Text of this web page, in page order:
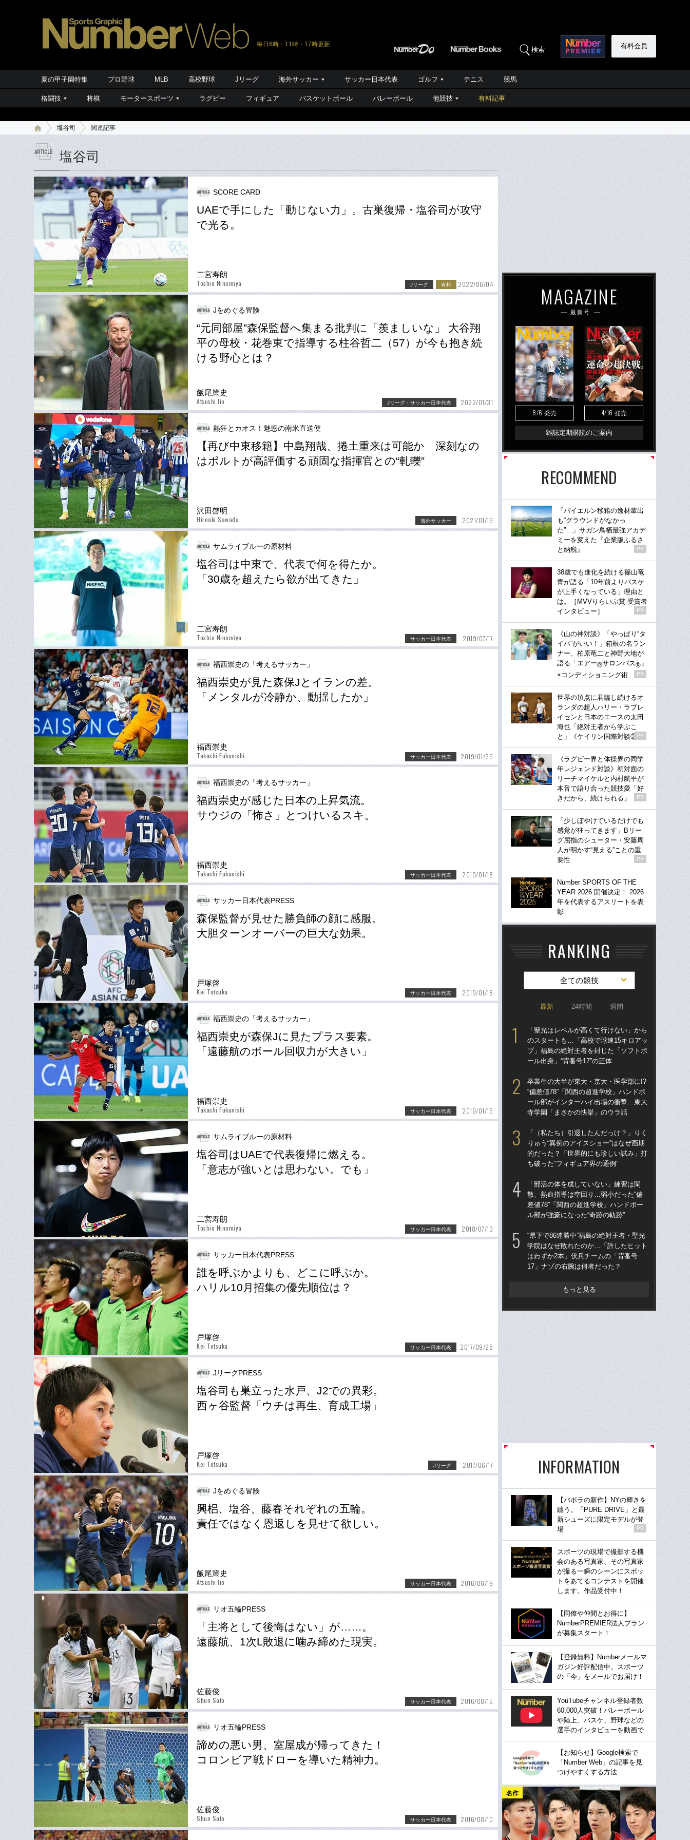
毎日6時・11時・17時更新
検索 有料会員
夏の甲子園特集 プロ野球 MLB 高校野球 Jリーグ 海外サッカー サッカー日本代表 ゴルフ テニス 競馬
格闘技 将棋 モータースポーツ ラグビー フィギュア バスケットボール バレーボール 他競技 有料記事
塩谷司 関連記事
塩谷司
SCORE CARD
UAEで手にした「動じない力」。古巣復帰・塩谷司が攻守
で光る。
二宮寿朗
Toshio Ninomiya Jリーグ 有料 2022/06/04
Jをめぐる冒険
“元同部屋”森保監督へ集まる批判に「羨ましいな」 大谷翔
平の母校・花巻東で指導する柱谷哲二（57）が今も抱き続
ける野心とは？
飯尾篤史
Atsushi Iio Jリーグ・サッカー日本代表 2022/01/31
熱狂とカオス！魅惑の南米直送便
【再び中東移籍】中島翔哉、捲土重来は可能か 深刻なの
はポルトが高評価する頑固な指揮官との“軋轢”
沢田啓明
Hiroaki Sawada 海外サッカー 2021/01/19
サムライブルーの原材料
塩谷司は中東で、代表で何を得たか。
「30歳を超えたら欲が出てきた」
二宮寿朗
Toshio Ninomiya サッカー日本代表 2019/07/17
福西崇史の「考えるサッカー」
福西崇史が見た森保Jとイランの差。
「メンタルが冷静か、動揺したか」
福西崇史
Takashi Fukunishi サッカー日本代表 2019/01/29
福西崇史の「考えるサッカー」
福西崇史が感じた日本の上昇気流。
サウジの「怖さ」とつけいるスキ。
福西崇史
Takashi Fukunishi サッカー日本代表 2019/01/18
サッカー日本代表PRESS
森保監督が見せた勝負師の顔に感服。
大胆ターンオーバーの巨大な効果。
戸塚啓
Kei Totsuka サッカー日本代表 2019/01/18
福西崇史の「考えるサッカー」
福西崇史が森保Jに見たプラス要素。
「遠藤航のボール回収力が大きい」
福西崇史
Takashi Fukunishi サッカー日本代表 2019/01/15
サムライブルーの原材料
塩谷司はUAEで代表復帰に燃える。
「意志が強いとは思わない。でも」
二宮寿朗
Toshio Ninomiya サッカー日本代表 2018/07/13
サッカー日本代表PRESS
誰を呼ぶかよりも、どこに呼ぶか。
ハリル10月招集の優先順位は？
戸塚啓
Kei Totsuka サッカー日本代表 2017/09/28
JリーグPRESS
塩谷司も巣立った水戸、J2での異彩。
西ヶ谷監督「ウチは再生、育成工場」
戸塚啓
Kei Totsuka Jリーグ 2017/06/17
Jをめぐる冒険
興梠、塩谷、藤春それぞれの五輪。
責任ではなく恩返しを見せて欲しい。
飯尾篤史
Atsushi Iio サッカー日本代表 2016/08/19
リオ五輪PRESS
「主将として後悔はない」が……。
遠藤航、1次L敗退に噛み締めた現実。
佐藤俊
Shun Sato サッカー日本代表 2016/08/15
リオ五輪PRESS
諦めの悪い男、室屋成が帰ってきた！
コロンビア戦ドローを導いた精神力。
佐藤俊
Shun Sato サッカー日本代表 2016/08/10
MAGAZINE
最新号
8/6 発売 4/16 発売
雑誌定期購読のご案内
RECOMMEND
「バイエルン移籍の逸材輩出
も“グラウンドがなかっ
た”…」サガン鳥栖最強アカデ
ミーを変えた『企業版ふるさ
と納税』
PR
38歳でも進化を続ける篠山竜
青が語る「10年前よりバスケ
が上手くなっている」理由と
は。［MVVりらいぶ賞 受賞者
インタビュー］
PR
《山の神対談》「やっぱり“タ
イパ”がいい！」箱根の名ラン
ナー、柏原竜二と神野大地が
語る「エアー®サロンパス® 」
×コンディショニング術
PR
世界の頂点に君臨し続けるオ
ランダの超人ハリー・ラブレ
イセンと日本のエースの太田
海也「絶対王者から学ぶこ
と」《ケイリン国際対談②》
PR
《ラグビー界と体操界の同学
年レジェンド対談》初対面の
リーチマイケルと内村航平が
本音で語り合った競技愛「好
きだから、続けられる」
PR
「少しぼやけているだけでも
感覚が狂ってきます」Bリー
グ屈指のシューター・安藤周
人が明かす“見える”ことの重
要性
PR
Number SPORTS OF THE
YEAR 2026 開催決定！ 2026
年を代表するアスリートを表
彰
RANKING
全ての競技
最新 24時間 週間
「聖光はレベルが高くて行けない」から
のスタートも…「高校で球速15キロアッ
プ」福島の絶対王者を封じた「ソフトボ
ール出身」“背番号17”の正体
卒業生の大半が東大・京大・医学部に!?
“偏差値78”「関西の超進学校」ハンドボ
ール部がインターハイ出場の衝撃…東大
寺学園「まさかの快挙」のウラ話
「（私たち）引退したんだっけ？」りく
りゅう“異例のアイスショー”はなぜ画期
的だった？「世界的にも珍しい試み」打
ち破った“フィギュア界の通例”
「部活の体を成していない」練習は閑
散、熱血指導は空回り…弱小だった“偏
差値78”「関西の超進学校」ハンドボー
ル部が強豪になった“奇跡の軌跡”
“県下で86連勝中”福島の絶対王者・聖光
学院はなぜ敗れたのか…「許したヒット
はわずか2本」伏兵チームの「背番号
17」ナゾの右腕は何者だった？
もっと見る
INFORMATION
【バボラの新作】NYの輝きを
纏う。「PURE DRIVE」と最
新シューズに限定モデルが登
場
PR
スポーツの現場で撮影する機
会のある写真家、その写真家
が撮る一瞬のシーンにスポッ
トをあてるコンテストを開催
します。作品受付中！
【同僚や仲間とお得に】
NumberPREMIER法人プラン
が募集スタート！
【登録無料】Numberメールマ
ガジン好評配信中。スポーツ
の「今」をメールでお届け！
YouTubeチャンネル登録者数
60,000人突破！バレーボール
や陸上、バスケ、野球などの
選手のインタビューを動画で
【お知らせ】Google検索で
「Number Web」の記事を見
つけやすくする方法
名作